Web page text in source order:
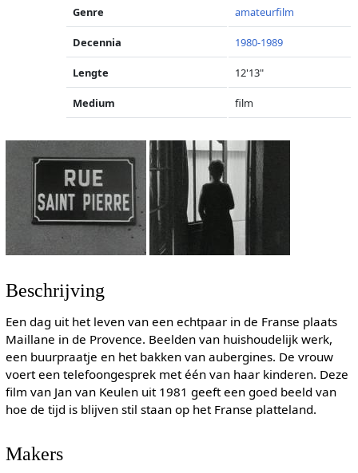
Genre amateurfilm
Decennia 1980-1989
Lengte 12'13"
Medium film
Beschrijving
Een dag uit het leven van een echtpaar in de Franse plaats
Maillane in de Provence. Beelden van huishoudelijk werk,
een buurpraatje en het bakken van aubergines. De vrouw
voert een telefoongesprek met één van haar kinderen. Deze
film van Jan van Keulen uit 1981 geeft een goed beeld van
hoe de tijd is blijven stil staan op het Franse platteland.
Makers